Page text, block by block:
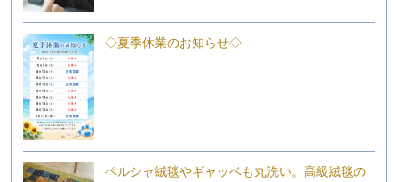
◇夏季休業のお知らせ◇
ペルシャ絨毯やギャッベも丸洗い。高級絨毯の